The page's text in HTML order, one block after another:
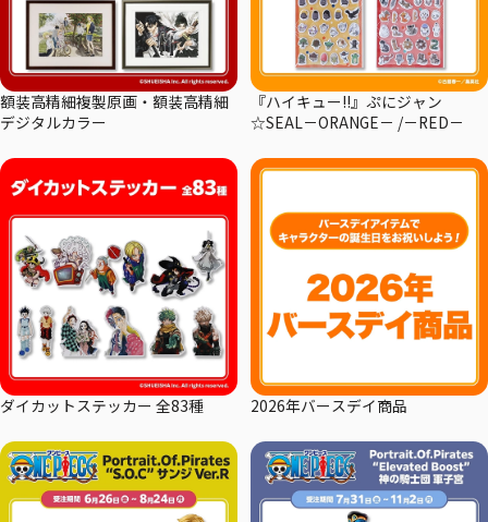
額装高精細複製原画・額装高精細
デジタルカラー
『ハイキュー!!』ぷにジャン
☆SEAL－ORANGE－ /－RED－
ダイカットステッカー 全83種 2026年バースデイ商品